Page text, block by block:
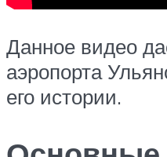
Данное видео
аэропорта
его истории.